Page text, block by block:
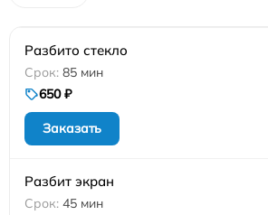
Разбито стекло
85 мин
650 ₽
Заказать
Разбит экран
45 мин